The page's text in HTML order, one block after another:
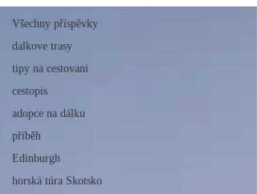
Všechny příspěvky
dalkove trasy
tipy na cestovani
cestopis
adopce na dálku
příběh
Edinburgh
horská túra Skotsko